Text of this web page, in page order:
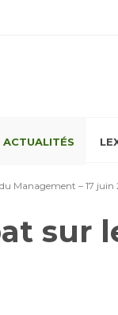
ACTUALITÉS
Management – 17 juin
sur